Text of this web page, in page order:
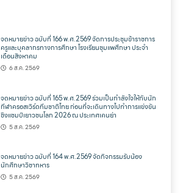
จดหมายข่าว ฉบับที่ 166 พ.ศ.2569 จัดการประชุมข้าราชการ
ครูและบุคลากรทางการศึกษา โรงเรียนชุมแพศึกษา ประจำ
เดือนสิงหาคม
6 ส.ค. 2569
จดหมายข่าว ฉบับที่ 165 พ.ศ.2569 ร่วมเป็นกำลังใจให้กับนัก
กีฬาครอสเวิร์ดทีมชาติไทย ก่อนที่จะเดินทางไปทำการแข่งขัน
ชิงแชมป์เยาวชนโลก 2026 ณ ประเทศเคนย่า
5 ส.ค. 2569
จดหมายข่าว ฉบับที่ 164 พ.ศ.2569 จัดกิจกรรมรับน้อง
นักศึกษาวิชาทหาร
5 ส.ค. 2569